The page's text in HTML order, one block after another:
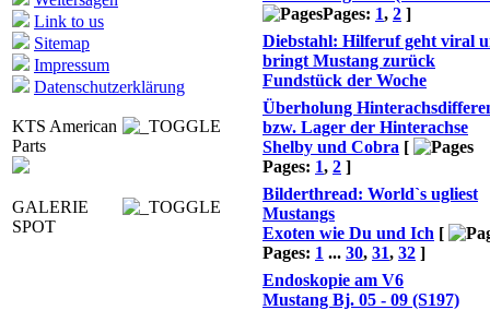
Link to us
Sitemap
Impressum
Datenschutzerklärung
KTS American
Parts
GALERIE
SPOT
Pages: 1, 2 ]
Diebstahl: Hilferuf geht viral
bringt Mustang zurück
Fundstück der Woche
Überholung
bzw. Lager der Hinterachse
Shelby und Cobra [
Pages: 1, 2 ]
Bilderthread: World`s ugliest
Mustangs
Exoten wie Du und Ich [
Pages: 1 ... 30, 31, 32 ]
Endoskopie am V6
Mustang Bj. 05 - 09 (S197)